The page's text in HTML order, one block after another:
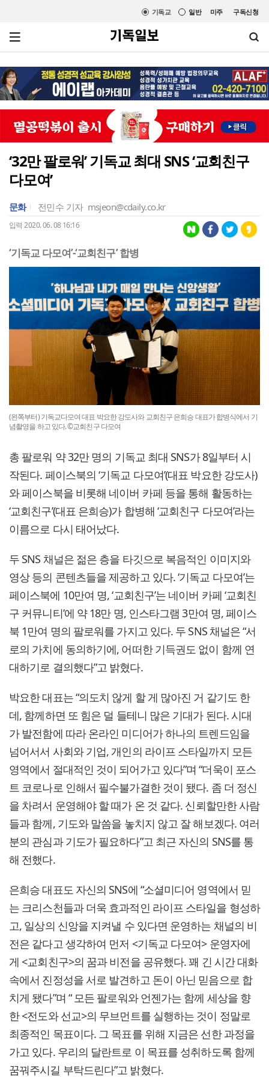
미주 구독신청
일반
기독교
‘32만 팔로워’ 기독교 최대 SNS ‘교회친구
다모여’
문화 전민수 기자 msjeon@cdaily.co.kr
입력 2020. 06. 08 16:16
‘기독교 다모여’-‘교회친구’ 합병
(왼쪽부터) 기독교다모여 대표 박요한 강도사와 교회친구 은희승 대표가 합병식에서 기
념촬영을 하고 있다. ©교회친구 다모여
총 팔로워 약 32만 명의 기독교 최대 SNS가 8일부터 시
작된다. 페이스북의 ‘기독교 다모여’(대표 박요한 강도사)
와 페이스북을 비롯해 네이버 카페 등을 통해 활동하는
‘교회친구’(대표 은희승)가 합병해 ‘교회친구 다모여’라는
이름으로 다시 태어났다.
두 SNS 채널은 젊은 층을 타깃으로 복음적인 이미지와
영상 등의 콘텐츠들을 제공하고 있다. ‘기독교 다모여’는
페이스북에 10만여 명, ‘교회친구’는 네이버 카페 ‘교회친
구 커뮤니티’에 약 18만 명, 인스타그램 3만여 명, 페이스
북 1만여 명의 팔로워를 가지고 있다. 두 SNS 채널은 “서
로의 가치에 동의하기에, 어떠한 기득권도 없이 함께 연
대하기로 결의했다”고 밝혔다.
박요한 대표는 “의도치 않게 할 게 많아진 거 같기도 한
데, 함께하면 또 힘은 덜 들테니 많은 기대가 된다. 시대
가 발전함에 따라 온라인 미디어가 하나의 트렌드임을
넘어서서 사회와 기업, 개인의 라이프 스타일까지 모든
영역에서 절대적인 것이 되어가고 있다”며 “더욱이 포스
트 코로나로 인해서 필수불가결한 것이 됐다. 좀 더 정신
을 차려서 운영해야 할 때가 온 것 같다. 신뢰할만한 사람
들과 함께, 기도와 말씀을 놓치지 않고 잘 해보겠다. 여러
분의 관심과 기도가 필요하다”고 최근 자신의 SNS를 통
해 전했다.
은희승 대표도 자신의 SNS에 “소셜미디어 영역에서 믿
는 크리스천들과 더욱 효과적인 라이프 스타일을 형성하
고, 일상의 신앙을 지켜낼 수 있다면 운영하는 채널의 비
전은 같다고 생각하여 먼저 <기독교 다모여> 운영자에
게 <교회친구>의 꿈과 비전을 공유했다. 꽤 긴 시간 대화
속에서 진정성을 서로 발견하고 돈이 아닌 믿음으로 합
치게 됐다”며 “ 모든 팔로워와 언젠가는 함께 세상을 향
한 <전도와 선교>의 무브먼트를 실행하는 것이 정말로
최종적인 목표이다. 그 목표를 위해 지금은 선한 과정을
가고 있다. 우리의 달란트로 이 목표를 성취하도록 함께
꿈꿔주시길 부탁드린다”고 밝혔다.